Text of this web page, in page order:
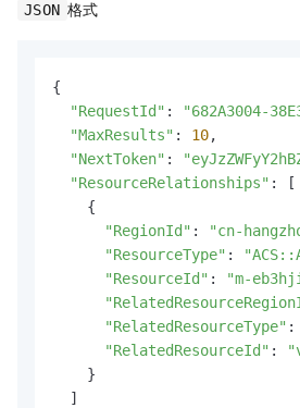
JSON 格式
{
"RequestId" :
"682A3004-
"MaxResults" : 10,
"NextToken" :
"ResourceRelationships" : [
    {
"RegionId" : "cn-
"ResourceType" :
"ResourceId" : "m-
"RelatedResourceType" :
"RelatedResourceId" :
    }
  ]